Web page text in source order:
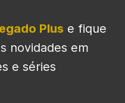
Plus e fique
novidades em
e séries